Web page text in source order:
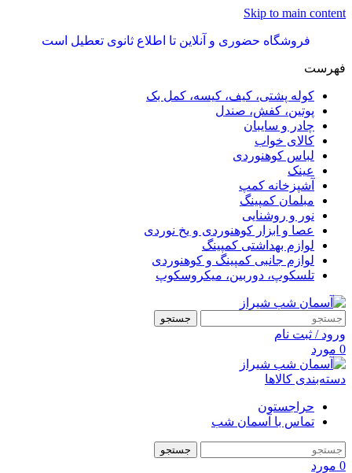
Skip to main content
فروشگاه حضوری و آنلاین تا اطلاع ثانوی تعطیل است
فهرست
کوله پشتی، کیف، کیسه، کمل بک
پوتین، کفش، صندل
چادر و سایبان
کالای خواب
لباس کوهنوردی
عینک
آشپزخانه کمپ
مبلمان کمپینگ
نور و روشنایی
عصا و ابزار کوهنوردی و یخ نوردی
لوازم بهداشتی کمپینگ
لوازم جانبی کمپینگ و کوهنوردی
تلسکوپ، دوربین، میکروسکوپ
جستجو
ورود / ثبت نام
0 مورد
دسته‌بندی کالاها
حراجستون
تماس با آسمان شب
جستجو
0 مورد